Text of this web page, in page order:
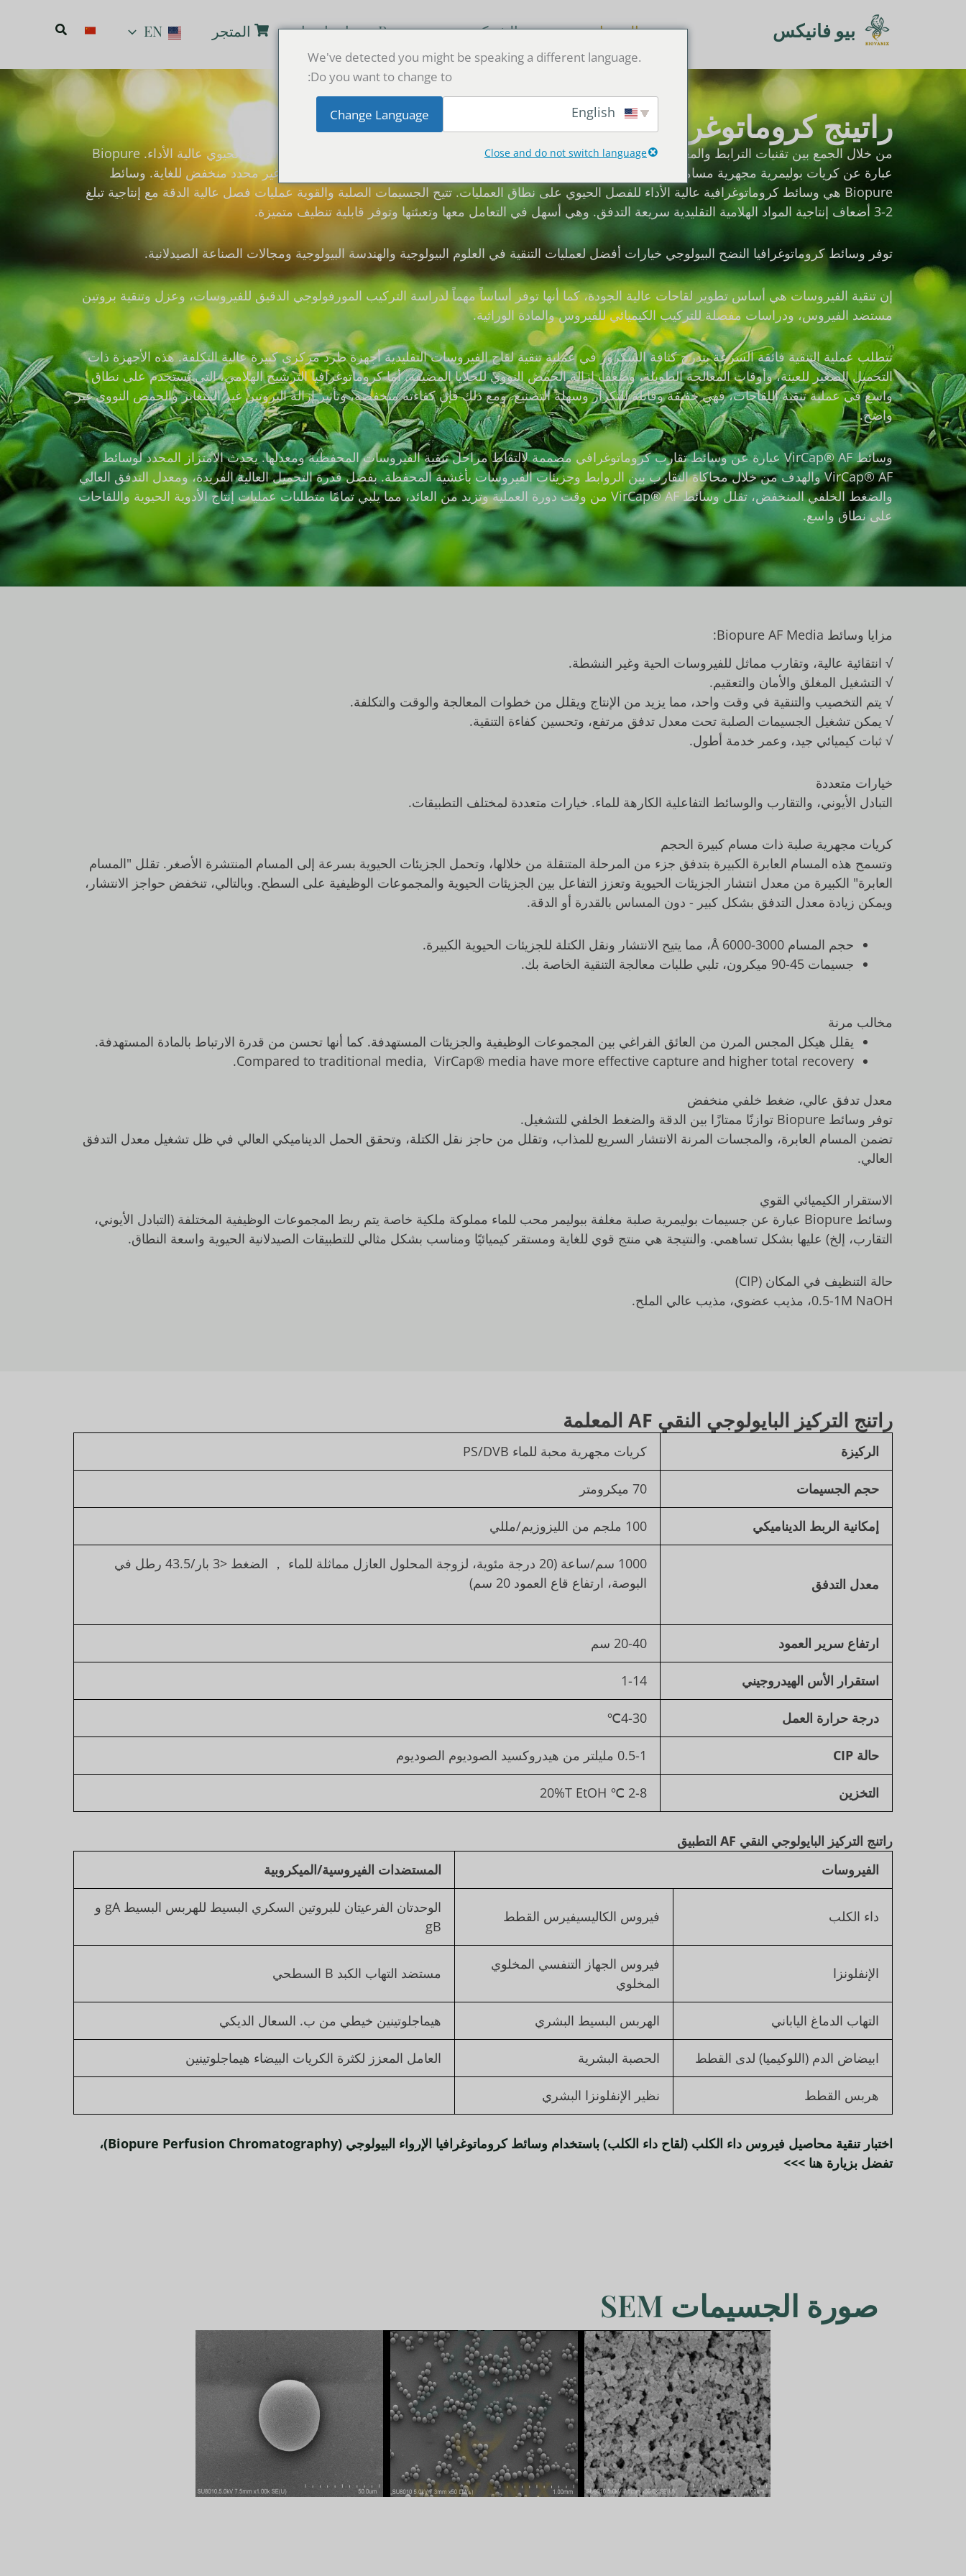
بيو فانيكس المنتجات عن الشركة Resources اتصل بنا المتجر EN البحث
راتينج كروماتوغرافيا الإرواء البيولوجي النقي AF
من خلال الجمع بين تقنيات الترابط والمعالجة السطحية المبتكرة، طورت Biovanix سلسلة من راتنجات كروماتوغرافيا النضح الحيوي عالية الأداء. Biopure
عبارة عن كريات بوليمرية مجهرية مسامية محبة للماء تم تطويرها على أساس كريات PSDVVB المجهرية مع امتصاص غير محدد منخفض للغاية. وسائط
Biopure هي وسائط كروماتوغرافية عالية الأداء للفصل الحيوي على نطاق العمليات. تتيح الجسيمات الصلبة والقوية عمليات فصل عالية الدقة مع إنتاجية تبلغ
2-3 أضعاف إنتاجية المواد الهلامية التقليدية سريعة التدفق. وهي أسهل في التعامل معها وتعبئتها وتوفر قابلية تنظيف متميزة.
توفر وسائط كروماتوغرافيا النضح البيولوجي خيارات أفضل لعمليات التنقية في العلوم البيولوجية والهندسة البيولوجية ومجالات الصناعة الصيدلانية.
إن تنقية الفيروسات هي أساس تطوير لقاحات عالية الجودة، كما أنها توفر أساساً مهماً لدراسة التركيب المورفولوجي الدقيق للفيروسات، وعزل وتنقية بروتين
مستضد الفيروس، ودراسات مفصلة للتركيب الكيميائي للفيروس والمادة الوراثية.
تتطلب عملية التنقية فائقة السرعة بتدرج كثافة السكروز في عملية تنقية لقاح الفيروسات التقليدية أجهزة طرد مركزي كبيرة عالية التكلفة. هذه الأجهزة ذات
التحميل الصغير للعينة، وأوقات المعالجة الطويلة، وضعف إزالة الحمض النووي للخلايا المضيفة. أما كروماتوغرافيا الترشيح الهلامي، التي تُستخدم على نطاق
واسع في عملية تنقية اللقاحات، فهي خفيفة وقابلة للتكرار وسهلة التصنيع. ومع ذلك فإن كفاءته منخفضة، وتأثير إزالة البروتين غير المتغاير والحمض النووي غير
واضح.
وسائط VirCap® AF عبارة عن وسائط تقارب كروماتوغرافي مصممة لالتقاط مراحل تنقية الفيروسات المحفظية ومعدلها. يحدث الامتزاز المحدد لوسائط
VirCap® AF والهدف من خلال محاكاة التقارب بين الروابط وجزيئات الفيروسات بأغشية المحفظة. بفضل قدرة التحميل العالية الفريدة، ومعدل التدفق العالي
والضغط الخلفي المنخفض، تقلل وسائط VirCap® AF من وقت دورة العملية وتزيد من العائد، مما يلبي تمامًا متطلبات عمليات إنتاج الأدوية الحيوية واللقاحات
على نطاق واسع.
مزايا وسائط Biopure AF Media:
√ انتقائية عالية، وتقارب مماثل للفيروسات الحية وغير النشطة.
√ التشغيل المغلق والأمان والتعقيم.
√ يتم التخصيب والتنقية في وقت واحد، مما يزيد من الإنتاج ويقلل من خطوات المعالجة والوقت والتكلفة.
√ يمكن تشغيل الجسيمات الصلبة تحت معدل تدفق مرتفع، وتحسين كفاءة التنقية.
√ ثبات كيميائي جيد، وعمر خدمة أطول.
خيارات متعددة
التبادل الأيوني، والتقارب والوسائط التفاعلية الكارهة للماء. خيارات متعددة لمختلف التطبيقات.
كريات مجهرية صلبة ذات مسام كبيرة الحجم
وتسمح هذه المسام العابرة الكبيرة بتدفق جزء من المرحلة المتنقلة من خلالها، وتحمل الجزيئات الحيوية بسرعة إلى المسام المنتشرة الأصغر. تقلل "المسام
العابرة" الكبيرة من معدل انتشار الجزيئات الحيوية وتعزز التفاعل بين الجزيئات الحيوية والمجموعات الوظيفية على السطح. وبالتالي، تنخفض حواجز الانتشار،
ويمكن زيادة معدل التدفق بشكل كبير - دون المساس بالقدرة أو الدقة.
حجم المسام 3000-6000 Å، مما يتيح الانتشار ونقل الكتلة للجزيئات الحيوية الكبيرة.
جسيمات 45-90 ميكرون، تلبي طلبات معالجة التنقية الخاصة بك.
مخالب مرنة
يقلل هيكل المجس المرن من العائق الفراغي بين المجموعات الوظيفية والجزيئات المستهدفة. كما أنها تحسن من قدرة الارتباط بالمادة المستهدفة.
Compared to traditional media, VirCap® media have more effective capture and higher total recovery.
معدل تدفق عالي، ضغط خلفي منخفض
توفر وسائط Biopure توازنًا ممتازًا بين الدقة والضغط الخلفي للتشغيل.
تضمن المسام العابرة، والمجسات المرنة الانتشار السريع للمذاب، وتقلل من حاجز نقل الكتلة، وتحقق الحمل الديناميكي العالي في ظل تشغيل معدل التدفق
العالي.
الاستقرار الكيميائي القوي
وسائط Biopure عبارة عن جسيمات بوليمرية صلبة مغلفة ببوليمر محب للماء مملوكة ملكية خاصة يتم ربط المجموعات الوظيفية المختلفة (التبادل الأيوني،
التقارب، إلخ) عليها بشكل تساهمي. والنتيجة هي منتج قوي للغاية ومستقر كيميائيًا ومناسب بشكل مثالي للتطبيقات الصيدلانية الحيوية واسعة النطاق.
حالة التنظيف في المكان (CIP)
0.5-1M NaOH، مذيب عضوي، مذيب عالي الملح.
راتنج التركيز البايولوجي النقي AF المعلمة
الركيزة كريات مجهرية محبة للماء PS/DVB
حجم الجسيمات 70 ميكرومتر
إمكانية الربط الديناميكي 100 ملجم من الليزوزيم/مللي
معدل التدفق
1000 سم/ساعة (20 درجة مئوية، لزوجة المحلول العازل مماثلة للماء ， الضغط <3 بار/43.5 رطل في
البوصة، ارتفاع قاع العمود 20 سم)
ارتفاع سرير العمود 20-40 سم
استقرار الأس الهيدروجيني 1-14
درجة حرارة العمل 4-30℃
حالة CIP 0.5-1 مليلتر من هيدروكسيد الصوديوم الصوديوم
التخزين 2-8 ℃ 20%T EtOH
راتنج التركيز البايولوجي النقي AF
التطبيق
الفيروسات
المستضدات الفيروسية/الميكروبية
داء الكلب فيروس الكاليسيفيرس القطط
الوحدتان الفرعيتان للبروتين السكري البسيط للهربس البسيط gA و
gB
الإنفلونزا
فيروس الجهاز التنفسي المخلوي
المخلوي
مستضد التهاب الكبد B السطحي
التهاب الدماغ الياباني الهربس البسيط البشري هيماجلوتينين خيطي من ب. السعال الديكي
ابيضاض الدم (اللوكيميا) لدى القطط الحصبة البشرية العامل المعزز لكثرة الكريات البيضاء هيماجلوتينين
هربس القطط نظير الإنفلونزا البشري
اختبار تنقية محاصيل فيروس داء الكلب (لقاح داء الكلب) باستخدام وسائط كروماتوغرافيا الإرواء البيولوجي (Biopure Perfusion Chromatography)،
تفضل بزيارة هنا >>>
صورة الجسيمات SEM
We've detected you might be speaking a different language.
Do you want to change to:
Change Language
Close and do not switch language